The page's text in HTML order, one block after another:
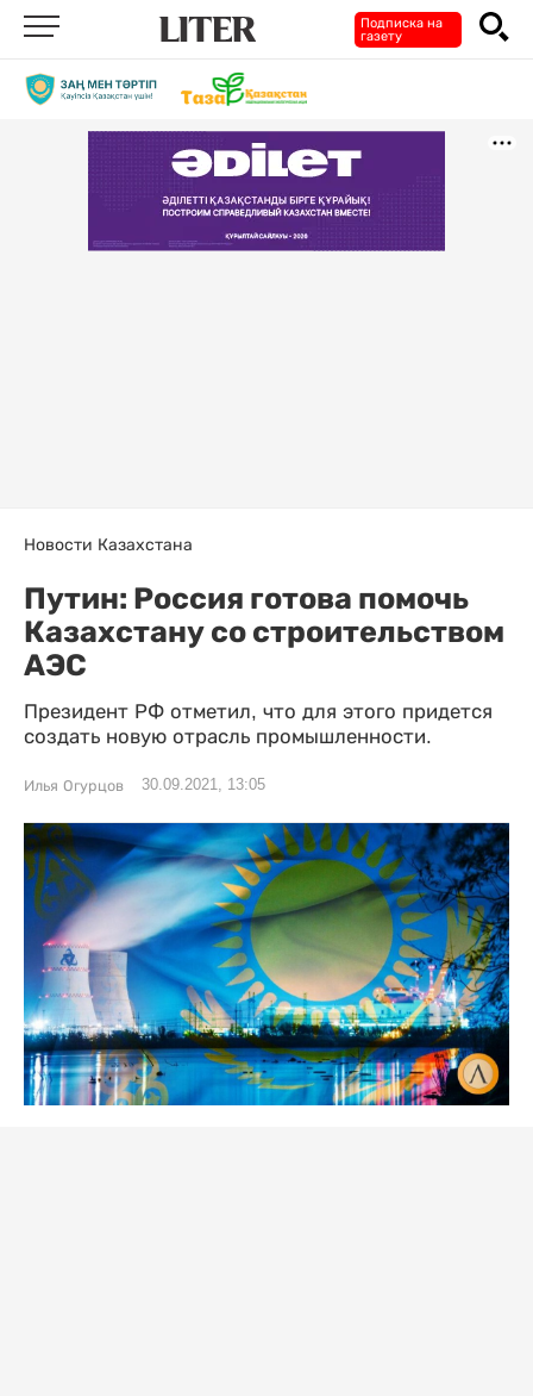
Подписка на
газету
Новости Казахстана
Путин: Россия готова помочь
Казахстану со строительством
АЭС
Президент РФ отметил, что для этого придется
создать новую отрасль промышленности.
Илья Огурцов 30.09.2021, 13:05